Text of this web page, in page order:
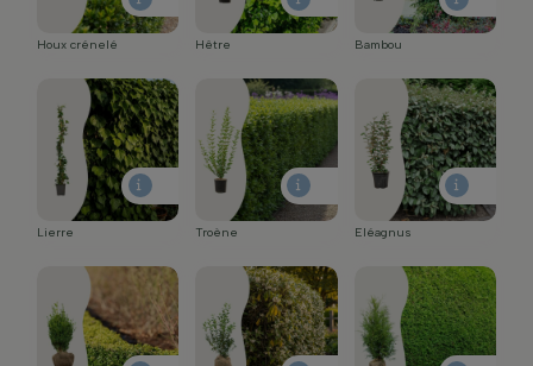
Houx crénelé Hêtre Bambou
Lierre Troène Eléagnus